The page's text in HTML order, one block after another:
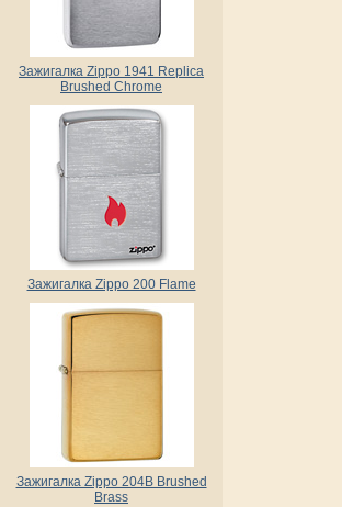
Зажигалка Zippo 1941 Replica
Brushed Chrome
Зажигалка Zippo 200 Flame
Зажигалка Zippo 204B Brushed
Brass